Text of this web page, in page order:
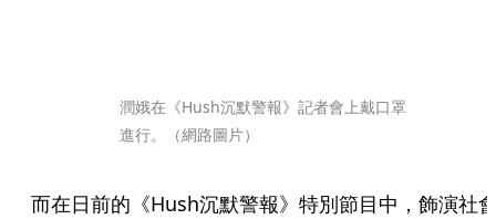
潤娥在《Hush沉默警報》記者會上戴口罩
進行。（網路圖片）
而在日前的《Hush沉默警報》特別節目中，飾演社